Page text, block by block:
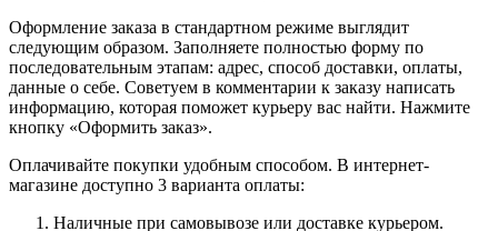
Оформление заказа в стандартном режиме выглядит
следующим образом. Заполняете полностью форму по
последовательным этапам: адрес, способ доставки, оплаты,
данные о себе. Советуем в комментарии к заказу написать
информацию, которая поможет курьеру вас найти. Нажмите
кнопку «Оформить заказ».
Оплачивайте покупки удобным способом. В интернет-
магазине доступно 3 варианта оплаты:
Наличные при самовывозе или доставке курьером.